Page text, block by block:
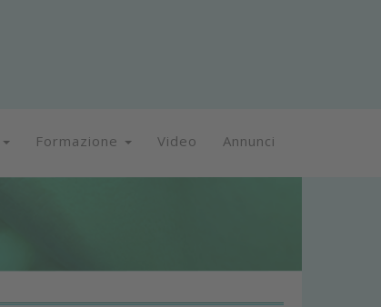
Formazione Video Annunci